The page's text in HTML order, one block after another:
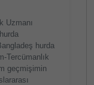
Uzmanı
hurda
Tercümanlık
geçmişimin